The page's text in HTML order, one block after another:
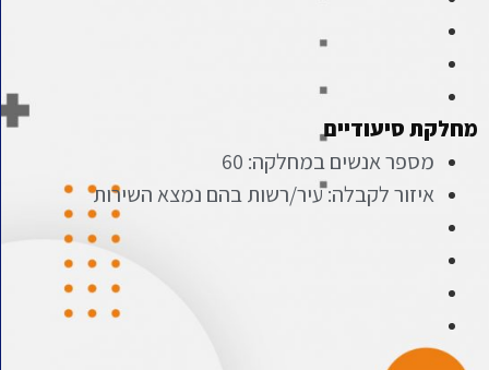
מחלקת סיעודיים
מספר אנשים במחלקה: 60
איזור לקבלה: עיר/רשות בהם נמצא השירות